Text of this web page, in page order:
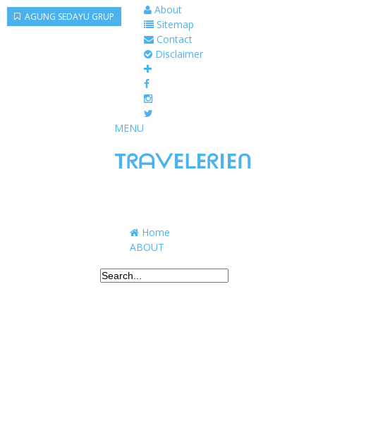
About
Sitemap
Contact
Disclaimer
MENU
TᖇᗩᐯEᒪEᖇIEᑎ
Home
ABOUT
AGUNG SEDAYU GRUP